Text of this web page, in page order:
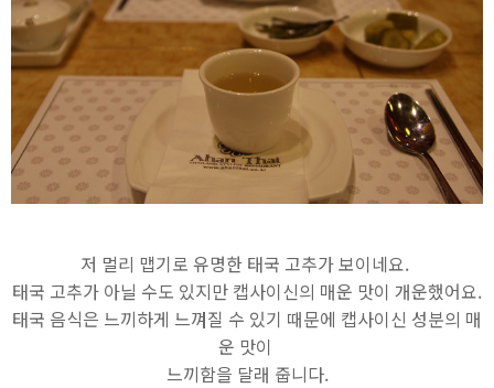
저 멀리 맵기로 유명한 태국 고추가 보이네요.
태국 고추가 아닐 수도 있지만 캡사이신의 매운 맛이 개운했어요.
태국 음식은 느끼하게 느껴질 수 있기 때문에 캡사이신 성분의 매
운 맛이
느끼함을 달래 줍니다.